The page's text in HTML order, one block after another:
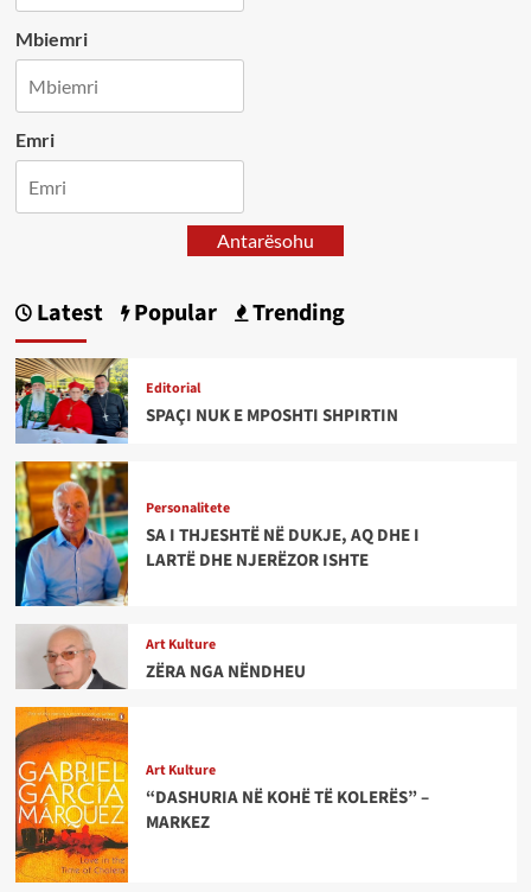
Mbiemri
Emri
Antarësohu
Latest Popular Trending
Editorial
SPAÇI NUK E MPOSHTI SHPIRTIN
Personalitete
SA I THJESHTË NË DUKJE, AQ DHE I
LARTË DHE NJERËZOR ISHTE
Art Kulture
ZËRA NGA NËNDHEU
Art Kulture
“DASHURIA NË KOHË TË KOLERËS” –
MARKEZ